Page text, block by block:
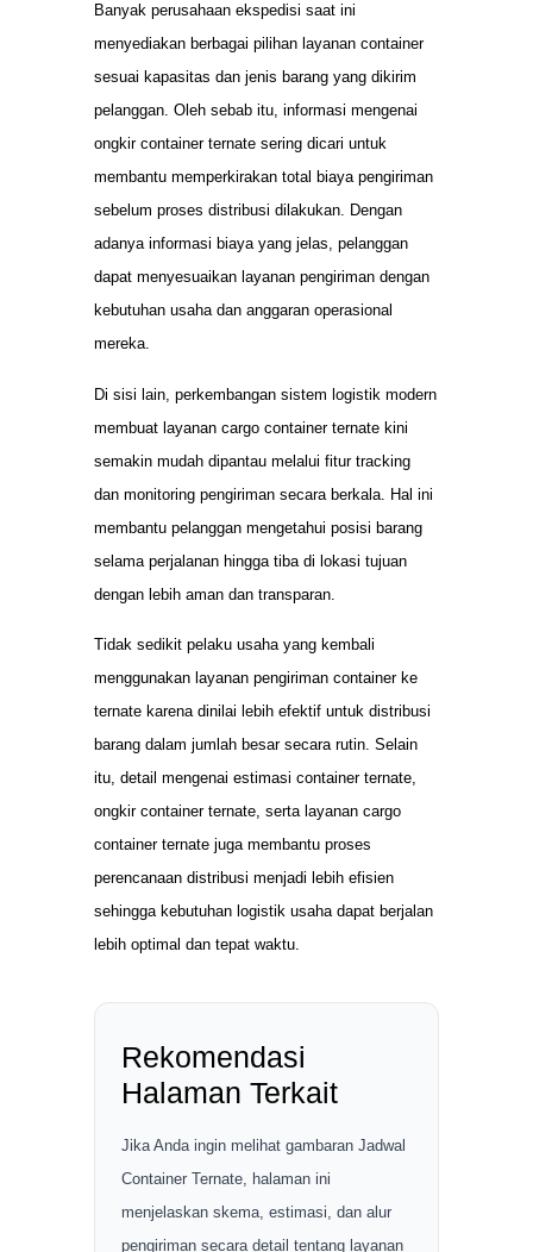
Banyak perusahaan ekspedisi saat ini
menyediakan berbagai pilihan layanan container
sesuai kapasitas dan jenis barang yang dikirim
pelanggan. Oleh sebab itu, informasi mengenai
ongkir container ternate sering dicari untuk
membantu memperkirakan total biaya pengiriman
sebelum proses distribusi dilakukan. Dengan
adanya informasi biaya yang jelas, pelanggan
dapat menyesuaikan layanan pengiriman dengan
kebutuhan usaha dan anggaran operasional
mereka.
Di sisi lain, perkembangan sistem logistik modern
membuat layanan cargo container ternate kini
semakin mudah dipantau melalui fitur tracking
dan monitoring pengiriman secara berkala. Hal ini
membantu pelanggan mengetahui posisi barang
selama perjalanan hingga tiba di lokasi tujuan
dengan lebih aman dan transparan.
Tidak sedikit pelaku usaha yang kembali
menggunakan layanan pengiriman container ke
ternate karena dinilai lebih efektif untuk distribusi
barang dalam jumlah besar secara rutin. Selain
itu, detail mengenai estimasi container ternate,
ongkir container ternate, serta layanan cargo
container ternate juga membantu proses
perencanaan distribusi menjadi lebih efisien
sehingga kebutuhan logistik usaha dapat berjalan
lebih optimal dan tepat waktu.
Rekomendasi
Halaman Terkait
Jika Anda ingin melihat gambaran Jadwal
Container Ternate, halaman ini
menjelaskan skema, estimasi, dan alur
pengiriman secara detail tentang layanan